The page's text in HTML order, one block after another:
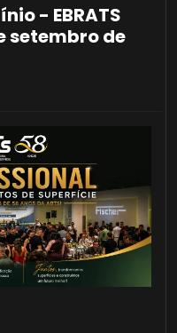
- EBRATS
setembro de